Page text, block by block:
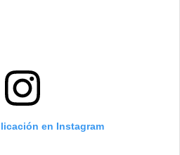
en Instagram